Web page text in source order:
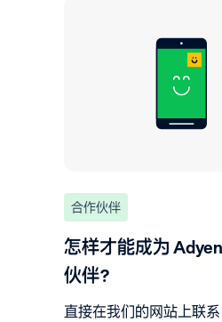
合作伙伴
怎样才能成为
伙伴？
直接在我们的网站上联系